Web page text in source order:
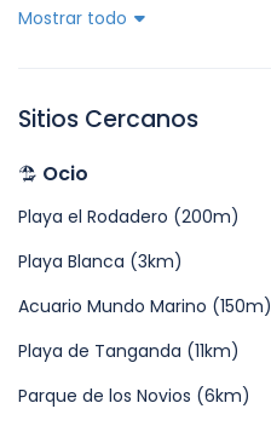
Mostrar todo
Sitios Cercanos
Ocio
Playa el Rodadero (200m)
Playa Blanca (3km)
Acuario Mundo Marino (150m)
Playa de Tanganda (11km)
Parque de los Novios (6km)